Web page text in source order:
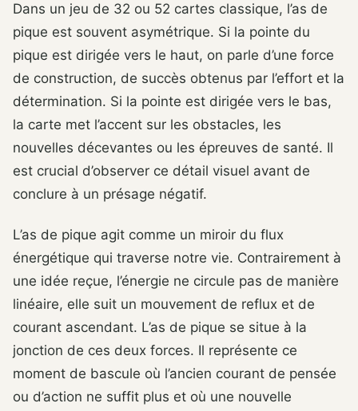
Dans un jeu de 32 ou 52 cartes classique, l’as de
pique est souvent asymétrique. Si la pointe du
pique est dirigée vers le haut, on parle d’une force
de construction, de succès obtenus par l’effort et la
détermination. Si la pointe est dirigée vers le bas,
la carte met l’accent sur les obstacles, les
nouvelles décevantes ou les épreuves de santé. Il
est crucial d’observer ce détail visuel avant de
conclure à un présage négatif.
L’as de pique agit comme un miroir du flux
énergétique qui traverse notre vie. Contrairement à
une idée reçue, l’énergie ne circule pas de manière
linéaire, elle suit un mouvement de reflux et de
courant ascendant. L’as de pique se situe à la
jonction de ces deux forces. Il représente ce
moment de bascule où l’ancien courant de pensée
ou d’action ne suffit plus et où une nouvelle